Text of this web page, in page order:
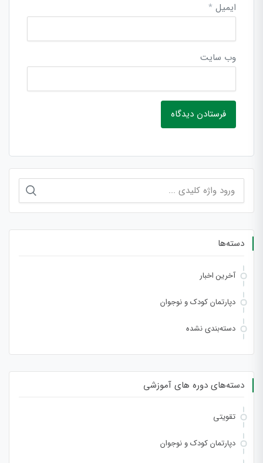
ایمیل *
وب‌ سایت
برای:
دسته‌ها
آخرین اخبار
دپارتمان کودک و نوجوان
دسته‌بندی نشده
دسته‌های دوره های آموزشی
تقویتی
دپارتمان کودک و نوجوان